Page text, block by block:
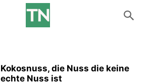
Kokosnuss, die Nuss die keine
echte Nuss ist